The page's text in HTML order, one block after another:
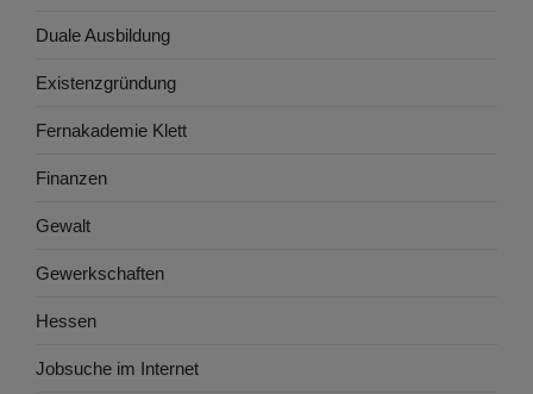
Duale Ausbildung
Existenzgründung
Fernakademie Klett
Finanzen
Gewalt
Gewerkschaften
Hessen
Jobsuche im Internet